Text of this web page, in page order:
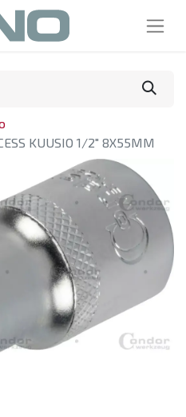
KUUSIO 1/2" 8X55MM